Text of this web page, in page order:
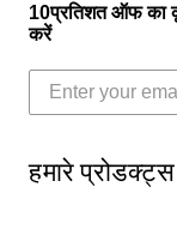
10प्रतिशत ऑफ का
करें
हमारे